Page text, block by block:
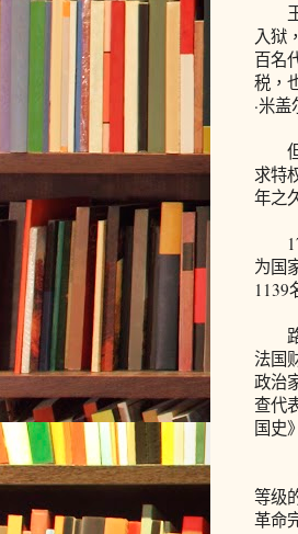
王
入狱
百名
税，
·米
但
求特
年之
为国
1139
路
法国
政治
查代
国史
（
等级
革命